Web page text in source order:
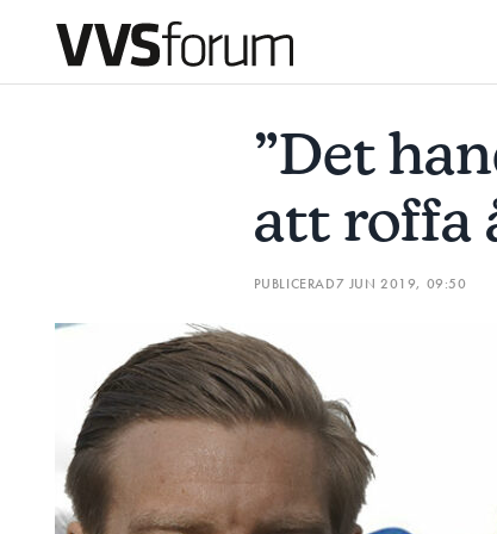
Hantera prenumeration
Annonsera
Läs E-tidningen
Om tidningen
Kontakt
”Det
att roffa
PUBLICERAD7 JUN 2019, 09:50
”DET HANDLAR INTE BARA OM ATT ROFFA ÅT SIG JOBB”